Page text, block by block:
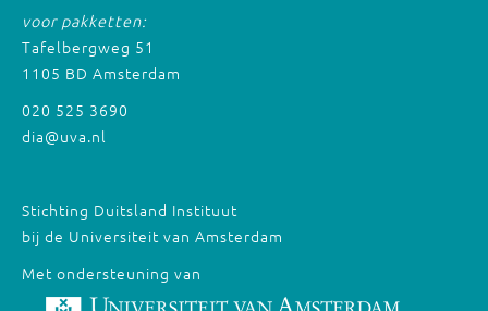
voor pakketten:
Tafelbergweg 51
1105 BD Amsterdam
020 525 3690
dia@uva.nl
Stichting Duitsland Instituut
bij de Universiteit van Amsterdam
Met ondersteuning van